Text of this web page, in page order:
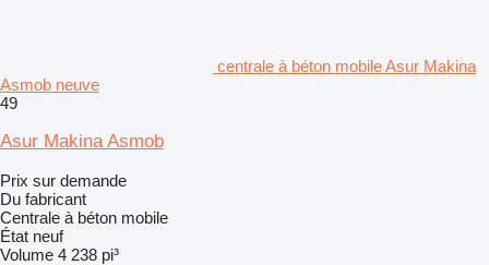
centrale à béton mobile Asur Makina
Asmob neuve
49
Asur Makina Asmob
Prix sur demande
Du fabricant
Centrale à béton mobile
État neuf
Volume 4 238 pi³